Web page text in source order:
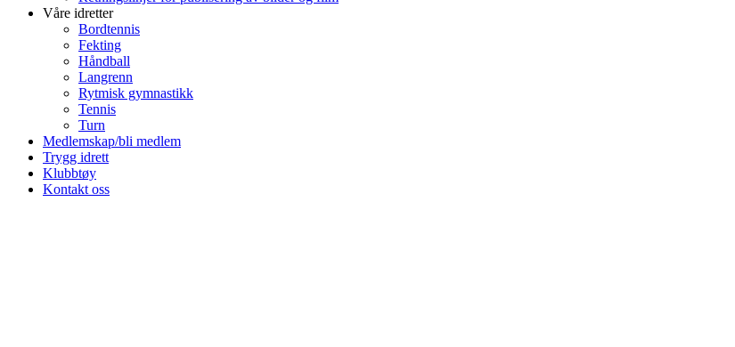
Våre idretter
Bordtennis
Fekting
Håndball
Langrenn
Rytmisk gymnastikk
Tennis
Turn
Medlemskap/bli medlem
Trygg idrett
Klubbtøy
Kontakt oss